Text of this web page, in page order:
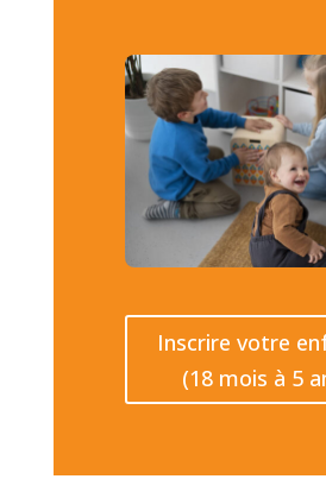
Inscrire votre
(18 mois à 5